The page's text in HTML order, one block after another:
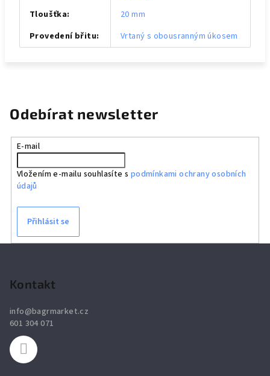
Tloušťka:
20 mm
Provedení břitu: Vrtaný s obousranným úkosem
Odebírat newsletter
E-mail
Vložením e-mailu souhlasíte s podmínkami ochrany osobních
údajů
Přihlásit se
Kontakt
info@bagrmarket.cz
601 304 071